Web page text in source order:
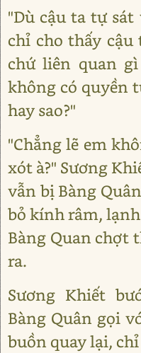
"Dù cậu ta tự
chỉ cho thấy
chứ liên quan
không có quyền
hay sao?"
"Chẳng lẽ em
xót à?" Sương
vẫn bị Bàng
bỏ kính râm,
Bàng Quan chợt
ra.
Sương Khiết
Bàng Quân gọi
buồn quay lại,